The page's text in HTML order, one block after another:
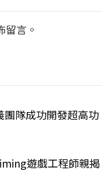
留言。
團隊成功開發超高功
遊戲工程師親揭